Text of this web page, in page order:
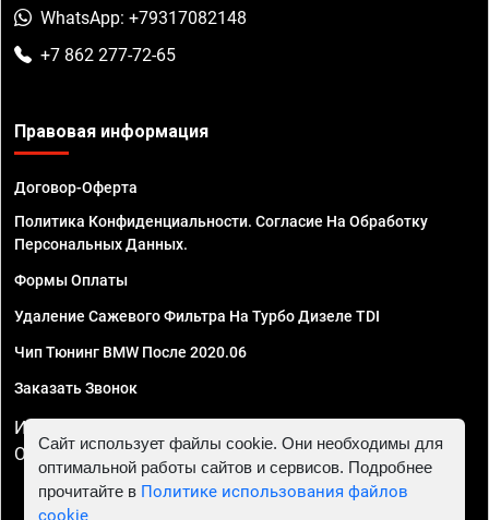
WhatsApp: +79317082148
+7 862 277-72-65
Правовая информация
Договор-Оферта
Политика Конфиденциальности. Согласие На Обработку
Персональных Данных.
Формы Оплаты
Удаление Сажевого Фильтра На Турбо Дизеле TDI
Чип Тюнинг BMW После 2020.06
Заказать Звонок
ИП Смирнов Георгий Павлович. ИНН 781302555843,
ОГРНИП 324470400032610
Сайт использует файлы cookie. Они необходимы для
оптимальной работы сайтов и сервисов. Подробнее
прочитайте в Политике использования файлов
cookie